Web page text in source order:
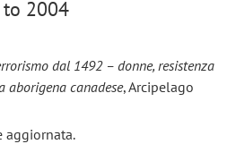
2004
dal 1492 – donne, resistenza
canadese, Arcipelago
aggiornata.